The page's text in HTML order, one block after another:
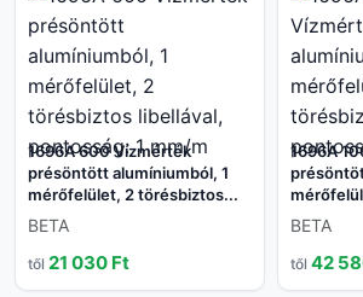
1696A 600 Vízmérték
présöntött alumíniumból, 1
mérőfelület, 2 törésbiztos...
BETA
től 21 030 Ft
1696A
BETA
től 42